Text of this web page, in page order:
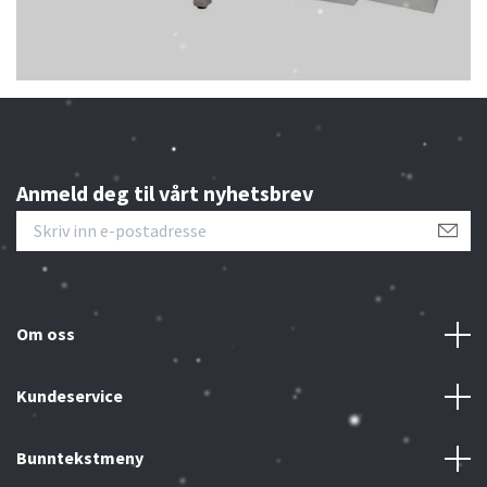
Anmeld deg til vårt nyhetsbrev
Om oss
Kundeservice
Bunntekstmeny